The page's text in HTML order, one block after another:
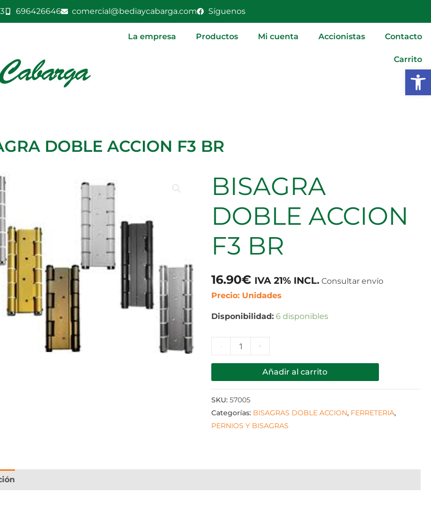
696426646 comercial@bediaycabarga.com Síguenos
La empresa Productos Mi cuenta Accionistas Contacto
Carrito
DOBLE ACCION F3 BR
BISAGRA
DOBLE ACCION
F3 BR
16.90€ IVA 21% INCL. Consultar envío
Precio: Unidades
Disponibilidad: 6 disponibles
BISAGRA
DOBLE
cantidad
+
Añadir al carrito
SKU:57005
Categorías: BISAGRAS DOBLE ACCION, FERRETERIA,
PERNIOS Y BISAGRAS
BR
cantidad